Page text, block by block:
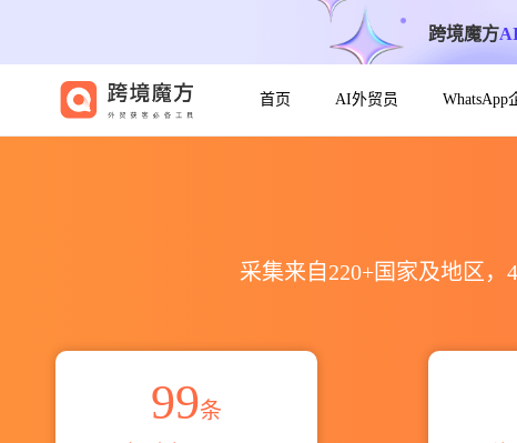
跨境魔方
首页 AI外贸员 WhatsApp
采集来自220+国家及地区
99条